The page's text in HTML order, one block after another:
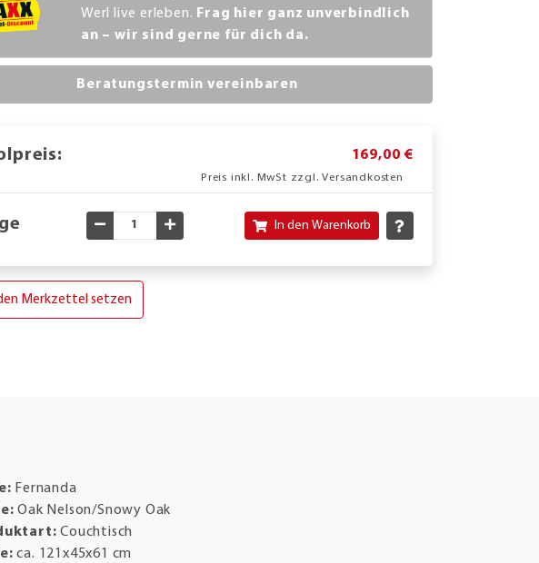
Werl live erleben. Frag hier ganz unverbindlich
an – wir sind gerne für dich da.
Beratungstermin vereinbaren
169,00 €
Preis inkl. MwSt zzgl. Versandkosten
Gewünschte Menge verringern
Gewünschte Menge erhöhen
In den Warenkorb
Merkzettel setzen
Fernanda
Oak Nelson/Snowy Oak
Couchtisch
ca. 121x45x61 cm